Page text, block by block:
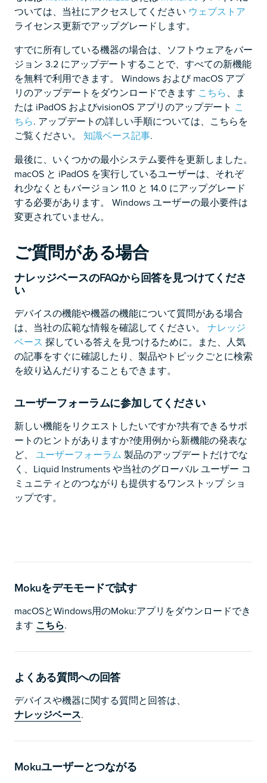
ついては、当社にアクセスしてください ウェブストア
ライセンス更新でアップグレードします。
すでに所有している機器の場合は、ソフトウェアをバー
ジョン 3.2 にアップデートすることで、すべての新機能
を無料で利用できます。 Windows および macOS アプ
リのアップデートをダウンロードできます こちら、ま
たは iPadOS およびvisionOS アプリのアップデート こ
ちら. アップデートの詳しい手順については、こちらを
ご覧ください。 知識ベース記事.
最後に、いくつかの最小システム要件を更新しました。
macOS と iPadOS を実行しているユーザーは、それぞ
れ少なくともバージョン 11.0 と 14.0 にアップグレード
する必要があります。 Windows ユーザーの最小要件は
変更されていません。
ご質問がある場合
ナレッジベースのFAQから回答を見つけてくださ
い
デバイスの機能や機器の機能について質問がある場合
は、当社の広範な情報を確認してください。 ナレッジ
ベース 探している答えを見つけるために。また、人気
の記事をすぐに確認したり、製品やトピックごとに検索
を絞り込んだりすることもできます。
ユーザーフォーラムに参加してください
新しい機能をリクエストしたいですか?共有できるサポ
ートのヒントがありますか?使用例から新機能の発表な
ど、 ユーザーフォーラム 製品のアップデートだけでな
く、Liquid Instruments や当社のグローバル ユーザー コ
ミュニティとのつながりも提供するワンストップ ショ
ップです。
Mokuをデモモードで試す
macOSとWindows用のMoku:アプリをダウンロードでき
ます こちら.
よくある質問への回答
デバイスや機器に関する質問と回答は、
ナレッジベース.
Mokuユーザーとつながる